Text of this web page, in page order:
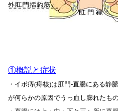
①概説と症状
・ イボ痔(痔核)は肛門-直腸にある静
が何らかの原因でうっ血し膨れたも